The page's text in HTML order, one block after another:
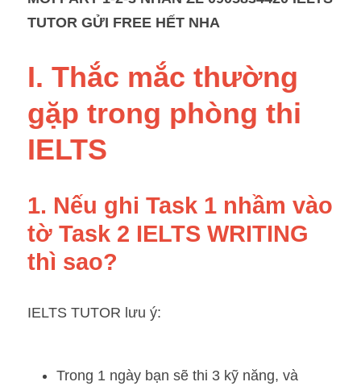
TUTOR GỬI FREE HẾT NHA
I. Thắc mắc thường
gặp trong phòng thi
IELTS
1. Nếu ghi Task 1 nhầm vào
tờ Task 2 IELTS WRITING
thì sao?
IELTS TUTOR lưu ý:
Trong 1 ngày bạn sẽ thi 3 kỹ năng, và